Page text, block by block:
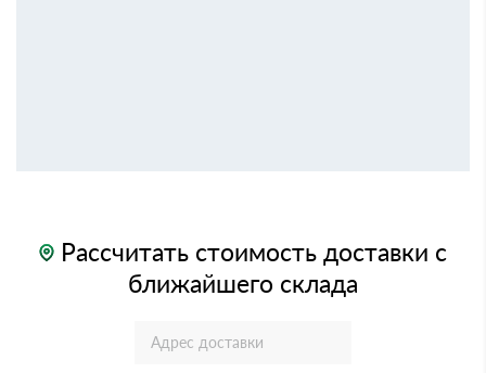
Рассчитать стоимость доставки с
ближайшего склада